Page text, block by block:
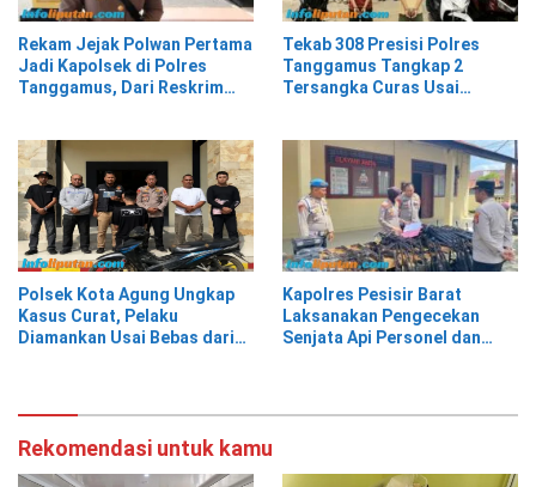
Rekam Jejak Polwan Pertama
Jadi Kapolsek di Polres
Tanggamus, Dari Reskrim
Tekab 308 Presisi Polres
Tanggamus Tangkap 2
Tersangka Curas Usai
Polsek Kota Agung Ungkap
Kasus Curat, Pelaku
Diamankan Usai Bebas dari
Kapolres Pesisir Barat
Laksanakan Pengecekan
Senjata Api Personel dan
Rekomendasi untuk kamu